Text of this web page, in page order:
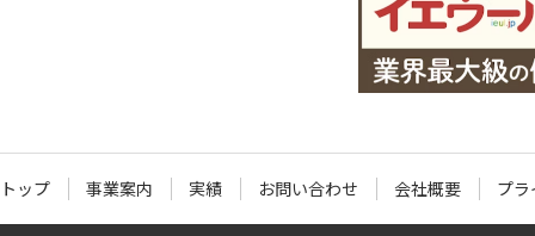
トップ 事業案内 実績 お問い合わせ 会社概要 プ